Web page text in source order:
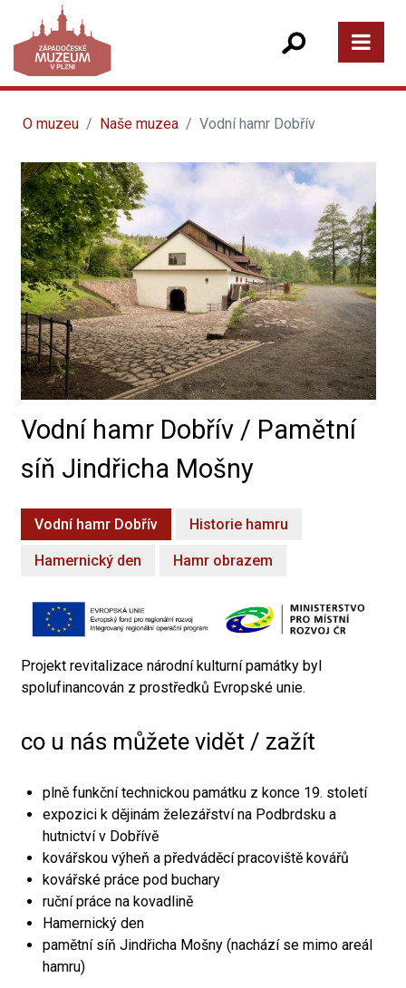
O muzeu Naše muzea Vodní hamr Dobřív
Vodní hamr Dobřív / Pamětní
síň Jindřicha Mošny
Vodní hamr Dobřív Historie hamru
Hamernický den Hamr obrazem
Projekt revitalizace národní kulturní památky byl
spolufinancován z prostředků Evropské unie.
co u nás můžete vidět / zažít
plně funkční technickou památku z konce 19. století
expozici k dějinám železářství na Podbrdsku a
hutnictví v Dobřívě
kovářskou výheň a předváděcí pracoviště kovářů
kovářské práce pod buchary
ruční práce na kovadlině
Hamernický den
pamětní síň Jindřicha Mošny (nachází se mimo areál
hamru)